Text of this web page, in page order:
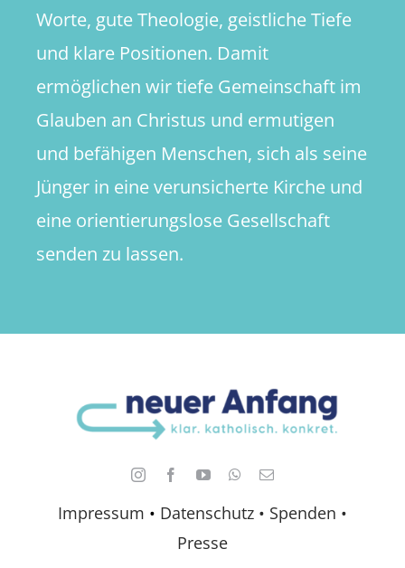
Impressum • Datenschutz • Spenden •
Presse
Worte, gute Theologie, geistliche Tiefe
und klare Positionen. Damit
ermöglichen wir tiefe Gemeinschaft im
Glauben an Christus und ermutigen
und befähigen Menschen, sich als seine
Jünger in eine verunsicherte Kirche und
eine orientierungslose Gesellschaft
senden zu lassen.